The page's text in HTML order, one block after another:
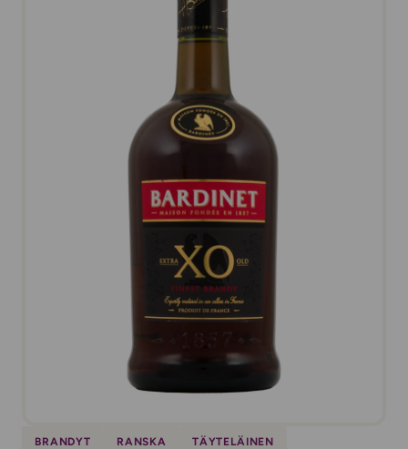
BRANDYT RANSKA TÄYTELÄINEN